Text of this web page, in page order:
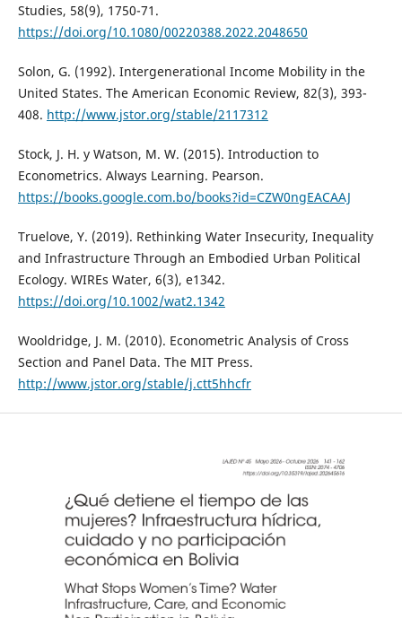
Studies, 58(9), 1750-71.
https://doi.org/10.1080/00220388.2022.2048650
Solon, G. (1992). Intergenerational Income Mobility in the
United States. The American Economic Review, 82(3), 393-
408. http://www.jstor.org/stable/2117312
Stock, J. H. y Watson, M. W. (2015). Introduction to
Econometrics. Always Learning. Pearson.
https://books.google.com.bo/books?id=CZW0ngEACAAJ
Truelove, Y. (2019). Rethinking Water Insecurity, Inequality
and Infrastructure Through an Embodied Urban Political
Ecology. WIREs Water, 6(3), e1342.
https://doi.org/10.1002/wat2.1342
Wooldridge, J. M. (2010). Econometric Analysis of Cross
Section and Panel Data. The MIT Press.
http://www.jstor.org/stable/j.ctt5hhcfr